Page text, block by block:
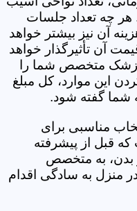
هر چه تعداد جلسات
آن نیز بیشتر خواهد
آن تأثیرگذار خواهد
پزشک متخصص شما را
این موارد، کل مبلغ
شما گفته شود.
مناسبی برای
که قبل از پیشرفته
بدن، به متخصص
منزل به سادگی اقدام